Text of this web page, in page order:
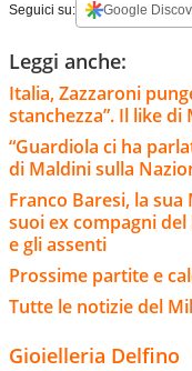
Seguici su: Google
Leggi anche:
Italia, Zazzaroni
stanchezza”. Il like
“Guardiola ci ha
di Maldini sulla
Franco Baresi, la
suoi ex compagni
e gli assenti
Prossime partite e
Tutte le notizie del
Gioielleria Delfino